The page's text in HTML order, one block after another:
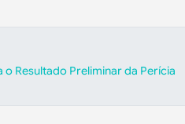
Resultado Preliminar da Perícia